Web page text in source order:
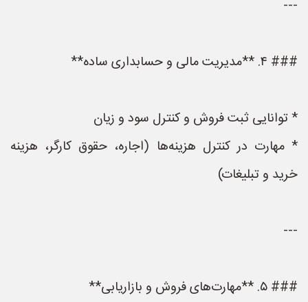
---
### ۴. **مدیریت مالی و حسابداری ساده**
* توانایی ثبت فروش و کنترل سود و زیان
* مهارت در کنترل هزینه‌ها (اجاره، حقوق کارگر، هزینه
خرید و تبلیغات)
---
### ۵. **مهارت‌های فروش و بازاریابی**